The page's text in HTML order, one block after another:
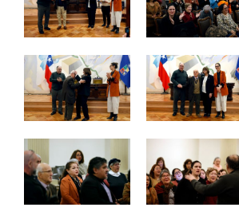
Zoom Zoom
Zoom